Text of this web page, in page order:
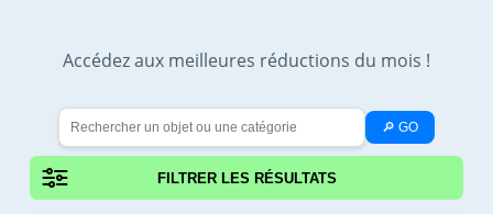
Accédez aux meilleures réductions du mois !
🔎 GO
FILTRER LES RÉSULTATS